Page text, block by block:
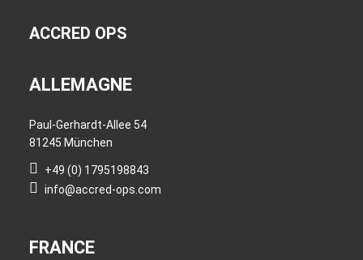
ACCRED OPS
ALLEMAGNE
Paul-Gerhardt-Allee 54
81245 München
+49 (0) 1795198843
info@accred-ops.com
FRANCE